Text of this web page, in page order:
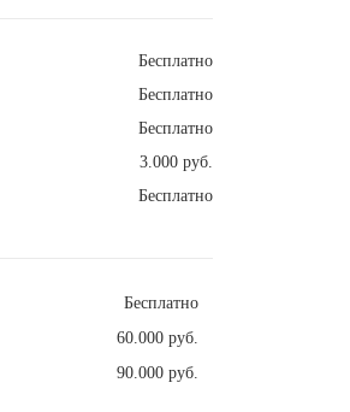
Бесплатно
Бесплатно
Бесплатно
3.000 руб.
Бесплатно
Бесплатно
60.000 руб.
90.000 руб.